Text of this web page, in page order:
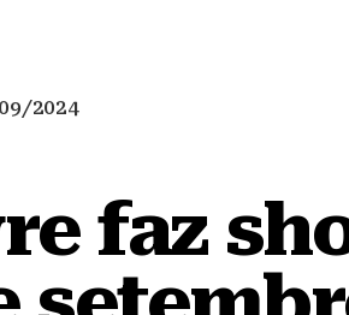
2024
faz